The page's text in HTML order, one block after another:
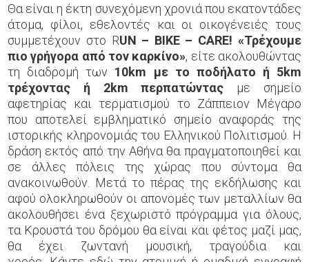
Θα είναι η έκτη συνεχόμενη χρονιά που εκατοντάδες
άτομα, φίλοι, εθελοντές και οι οικογένειές τους
συμμετέχουν στο RUN – BIKE – CARE! «Τρέχουμε
πιο γρήγορα από τον καρκίνο», είτε ακολουθώντας
τη διαδρομή των 10km με το ποδήλατο ή 5km
τρέχοντας ή 2km περπατώντας με σημείο
αφετηρίας και τερματισμού το Ζάππειον Μέγαρο
που αποτελεί εμβληματικό σημείο αναφοράς της
ιστορικής κληρονομιάς του Ελληνικού Πολιτισμού. Η
δράση εκτός από την Αθήνα θα πραγματοποιηθεί και
σε άλλες πόλεις της χώρας που σύντομα θα
ανακοινωθούν. Μετά το πέρας της εκδήλωσης και
αφού ολοκληρωθούν οι απονομές των μεταλλίων θα
ακολουθήσει ένα ξεχωριστό πρόγραμμα για όλους,
τα Κρουστά του δρόμου θα είναι και φέτος μαζί μας,
θα έχει ζωντανή μουσική, τραγούδια και